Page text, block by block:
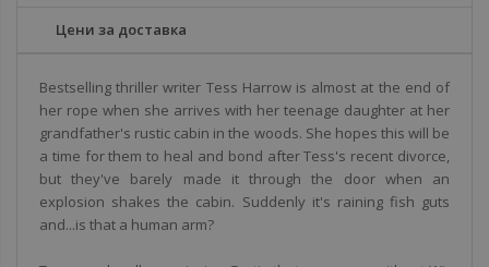
Цени за доставка
Bestselling thriller writer Tess Harrow is almost at the end of
her rope when she arrives with her teenage daughter at her
grandfather's rustic cabin in the woods. She hopes this will be
a time for them to heal and bond after Tess's recent divorce,
but they've barely made it through the door when an
explosion shakes the cabin. Suddenly it's raining fish guts
and...is that a human arm?